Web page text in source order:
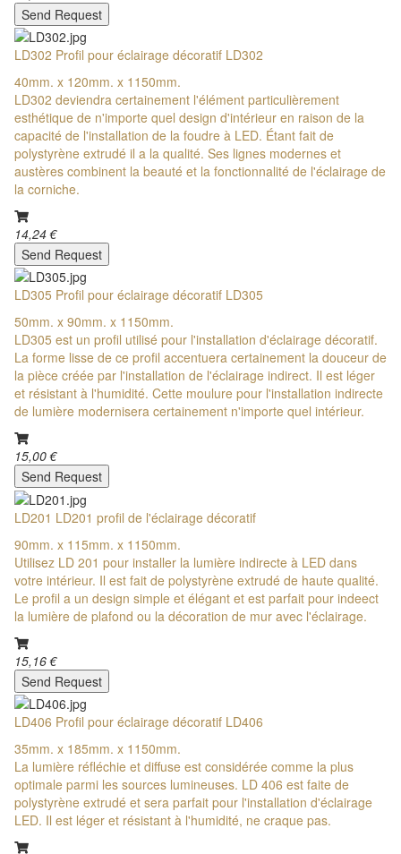
Send Request
LD302 Profil pour éclairage décoratif LD302
40mm. x 120mm. x 1150mm.
LD302 deviendra certainement l'élément particulièrement
esthétique de n'importe quel design d'intérieur en raison de la
capacité de l'installation de la foudre à LED. Étant fait de
polystyrène extrudé il a la qualité. Ses lignes modernes et
austères combinent la beauté et la fonctionnalité de l'éclairage de
la corniche.
14,24 €
Send Request
LD305 Profil pour éclairage décoratif LD305
50mm. x 90mm. x 1150mm.
LD305 est un profil utilisé pour l'installation d'éclairage décoratif.
La forme lisse de ce profil accentuera certainement la douceur de
la pièce créée par l'installation de l'éclairage indirect. Il est léger
et résistant à l'humidité. Cette moulure pour l'installation indirecte
de lumière modernisera certainement n'importe quel intérieur.
15,00 €
Send Request
LD201 LD201 profil de l'éclairage décoratif
90mm. x 115mm. x 1150mm.
Utilisez LD 201 pour installer la lumière indirecte à LED dans
votre intérieur. Il est fait de polystyrène extrudé de haute qualité.
Le profil a un design simple et élégant et est parfait pour indeect
la lumière de plafond ou la décoration de mur avec l'éclairage.
15,16 €
Send Request
LD406 Profil pour éclairage décoratif LD406
35mm. x 185mm. x 1150mm.
La lumière réfléchie et diffuse est considérée comme la plus
optimale parmi les sources lumineuses. LD 406 est faite de
polystyrène extrudé et sera parfait pour l'installation d'éclairage
LED. Il est léger et résistant à l'humidité, ne craque pas.